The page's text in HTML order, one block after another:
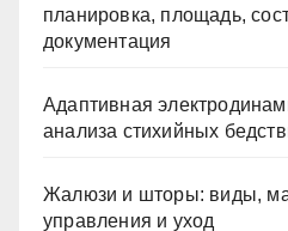
планировка, площадь,
документация
Адаптивная
анализа стихийных
Жалюзи и шторы: виды,
управления и уход